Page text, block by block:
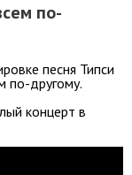
по-
песня Типси
по-другому.
концерт в